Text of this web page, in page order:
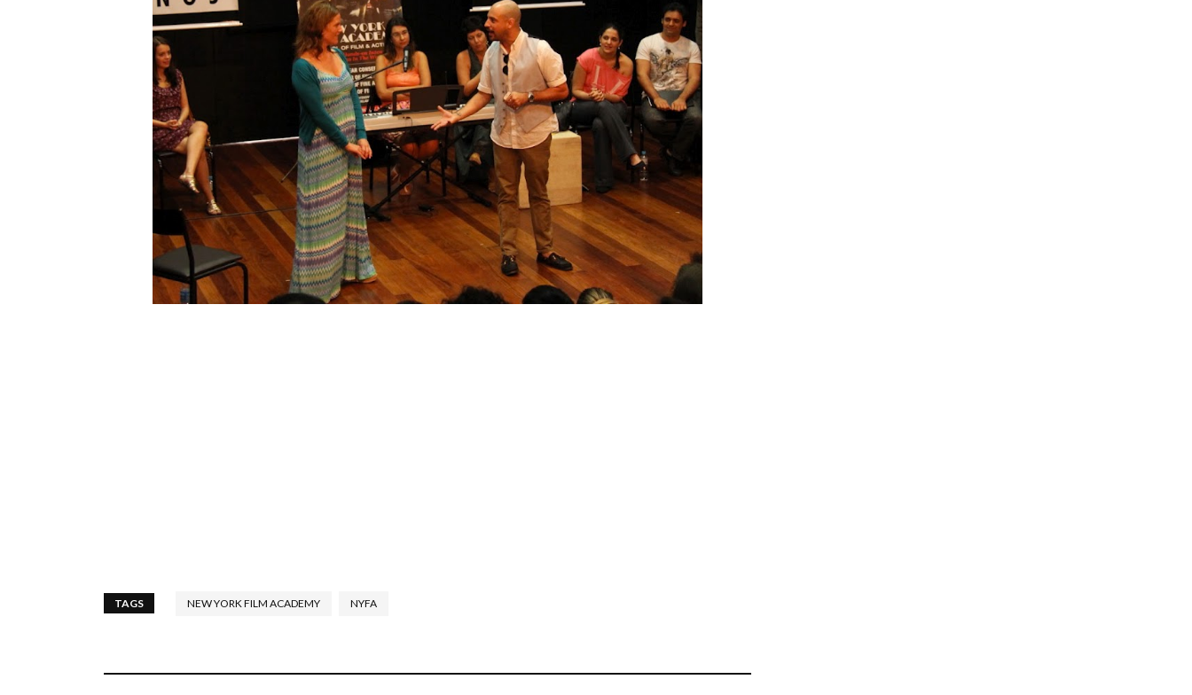
TAGS NEW YORK FILM ACADEMY NYFA